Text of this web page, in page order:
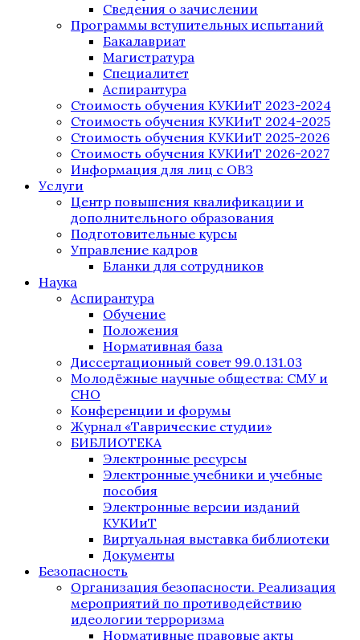
Сведения о зачислении
Программы вступительных испытаний
Бакалавриат
Магистратура
Специалитет
Аспирантура
Стоимость обучения КУКИиТ 2023-2024
Стоимость обучения КУКИиТ 2024-2025
Стоимость обучения КУКИиТ 2025-2026
Стоимость обучения КУКИиТ 2026-2027
Информация для лиц с ОВЗ
Услуги
Центр повышения квалификации и
дополнительного образования
Подготовительные курсы
Управление кадров
Бланки для сотрудников
Наука
Аспирантура
Обучение
Положения
Нормативная база
Диссертационный совет 99.0.131.03
Молодёжные научные общества: СМУ и
СНО
Конференции и форумы
Журнал «Таврические студии»
БИБЛИОТЕКА
Электронные ресурсы
Электронные учебники и учебные
пособия
Электронные версии изданий
КУКИиТ
Виртуальная выставка библиотеки
Документы
Безопасность
Организация безопасности. Реализация
мероприятий по противодействию
идеологии терроризма
Нормативные правовые акты